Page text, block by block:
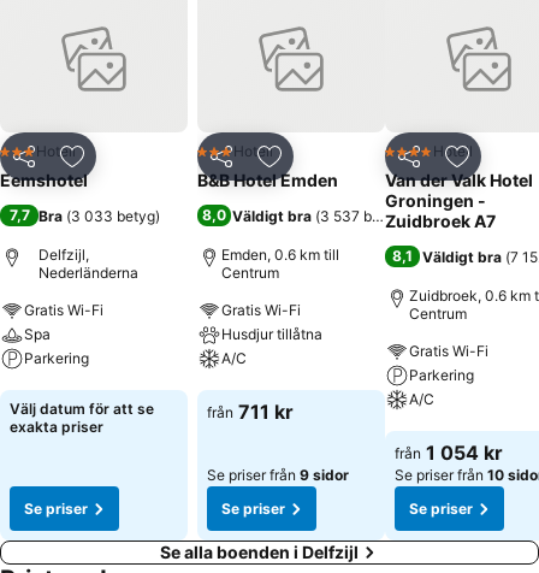
Dela Lägg till i Mina Favoriter
3 Stjärnor
Hotell
Eemshotel
7,7 Bra (3 033 betyg)
Delfzijl,
Nederländerna
Gratis Wi-Fi
Spa
Parkering
Se priser
Välj datum för att se
exakta priser
Se priser
Dela Lägg till i Mina Favoriter
3 Stjärnor
Hotell
B&B Hotel Emden
8,0 Väldigt bra (3 537 betyg)
Emden, 0.6 km till
Centrum
Gratis Wi-Fi
Husdjur tillåtna
A/C
Se priser
från 711 kr
Se priser från 9 sidor
Se priser
Dela Lägg till
4 StjärnorHotell
Van der Valk Hotel
Groningen -
Zuidbroek A7
8,1 Väldigt bra (7
Zuidbroek, 0.6 km
Centrum
Gratis Wi-Fi
Parkering
A/C
Se priser
från 1 054 kr
Se priser från 10
Se priser
Se alla boenden i Delfzijl